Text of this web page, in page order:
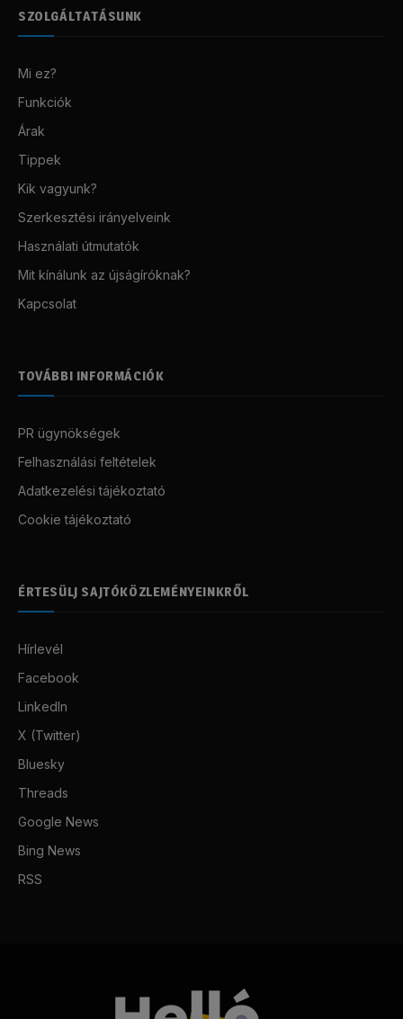
SZOLGÁLTATÁSUNK
Mi ez?
Funkciók
Árak
Tippek
Kik vagyunk?
Szerkesztési irányelveink
Használati útmutatók
Mit kínálunk az újságíróknak?
Kapcsolat
TOVÁBBI INFORMÁCIÓK
PR ügynökségek
Felhasználási feltételek
Adatkezelési tájékoztató
Cookie tájékoztató
ÉRTESÜLJ SAJTÓKÖZLEMÉNYEINKRŐL
Hírlevél
Facebook
LinkedIn
X (Twitter)
Bluesky
Threads
Google News
Bing News
RSS